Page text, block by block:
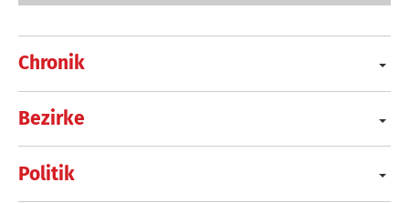
Chronik
Bezirke
Politik